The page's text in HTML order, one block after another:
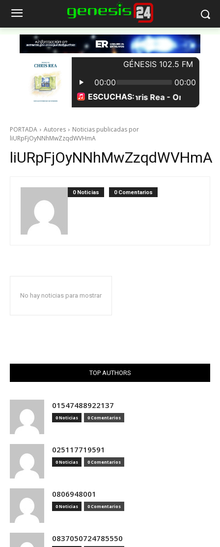
PORTADA Autores
Noticias publicadas por
liURpFjOyNNhMwZzqdWVHmA
liURpFjOyNNhMwZzqdWVHmA
0 Noticias 0 Comentarios
No hay noticias para mostrar
TOP AUTHORS
01547488922137
0 Noticias 0 Comentarios
025117719591
0 Noticias 0 Comentarios
0806948001
0 Noticias 0 Comentarios
0837050724785550